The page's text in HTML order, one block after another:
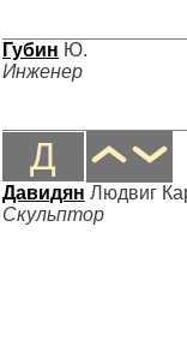
Губин Ю.
Инженер
Д
Давидян Людвиг
Скульптор